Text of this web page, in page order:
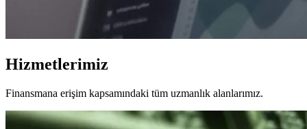
Hizmetlerimiz
Finansmana erişim kapsamındaki tüm uzmanlık alanlarımız.